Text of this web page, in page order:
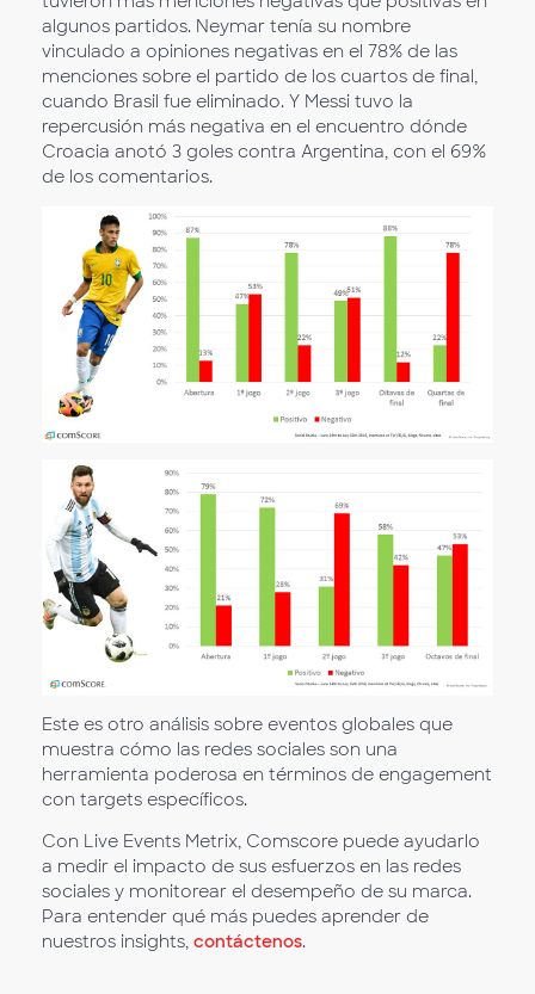
algunos partidos. Neymar tenía su nombre
vinculado a opiniones negativas en el 78% de las
menciones sobre el partido de los cuartos de final,
cuando Brasil fue eliminado. Y Messi tuvo la
repercusión más negativa en el encuentro dónde
Croacia anotó 3 goles contra Argentina, con el 69%
de los comentarios.
Este es otro análisis sobre eventos globales que
muestra cómo las redes sociales son una
herramienta poderosa en términos de engagement
con targets específicos.
Con Live Events Metrix, Comscore puede ayudarlo
a medir el impacto de sus esfuerzos en las redes
sociales y monitorear el desempeño de su marca.
Para entender qué más puedes aprender de
nuestros insights, contáctenos.